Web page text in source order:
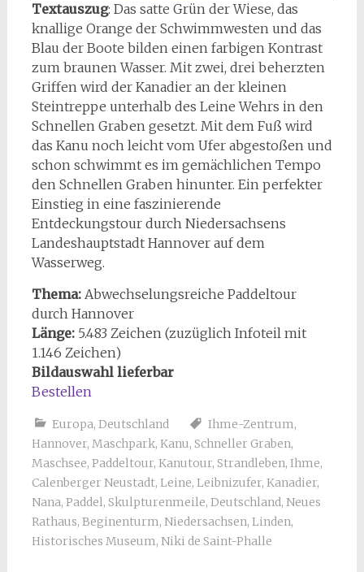
Textauszug: Das satte Grün der Wiese, das
knallige Orange der Schwimmwesten und das
Blau der Boote bilden einen farbigen Kontrast
zum braunen Wasser. Mit zwei, drei beherzten
Griffen wird der Kanadier an der kleinen
Steintreppe unterhalb des Leine Wehrs in den
Schnellen Graben gesetzt. Mit dem Fuß wird
das Kanu noch leicht vom Ufer abgestoßen und
schon schwimmt es im gemächlichen Tempo
den Schnellen Graben hinunter. Ein perfekter
Einstieg in eine faszinierende
Entdeckungstour durch Niedersachsens
Landeshauptstadt Hannover auf dem
Wasserweg.
Thema: Abwechselungsreiche Paddeltour
durch Hannover
Länge: 5.483 Zeichen (zuzüglich Infoteil mit
1.146 Zeichen)
Bildauswahl lieferbar
Bestellen
Europa, Deutschland Ihme-Zentrum,
Hannover, Maschpark, Kanu, Schneller Graben,
Maschsee, Paddeltour, Kanutour, Strandleben, Ihme,
Calenberger Neustadt, Leine, Leibnizufer, Kanadier,
Nana, Paddel, Skulpturenmeile, Deutschland, Neues
Rathaus, Beginenturm, Niedersachsen, Linden,
Historisches Museum, Niki de Saint-Phalle